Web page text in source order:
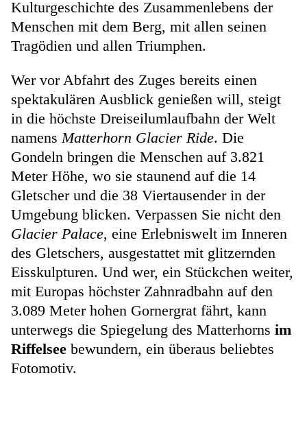
Kulturgeschichte des Zusammenlebens der
Menschen mit dem Berg, mit allen seinen
Tragödien und allen Triumphen.
Wer vor Abfahrt des Zuges bereits einen
spektakulären Ausblick genießen will, steigt
in die höchste Dreiseilumlaufbahn der Welt
namens Matterhorn Glacier Ride. Die
Gondeln bringen die Menschen auf 3.821
Meter Höhe, wo sie staunend auf die 14
Gletscher und die 38 Viertausender in der
Umgebung blicken. Verpassen Sie nicht den
Glacier Palace, eine Erlebniswelt im Inneren
des Gletschers, ausgestattet mit glitzernden
Eisskulpturen. Und wer, ein Stückchen weiter,
mit Europas höchster Zahnradbahn auf den
3.089 Meter hohen Gornergrat fährt, kann
unterwegs die Spiegelung des Matterhorns im
Riffelsee bewundern, ein überaus beliebtes
Fotomotiv.